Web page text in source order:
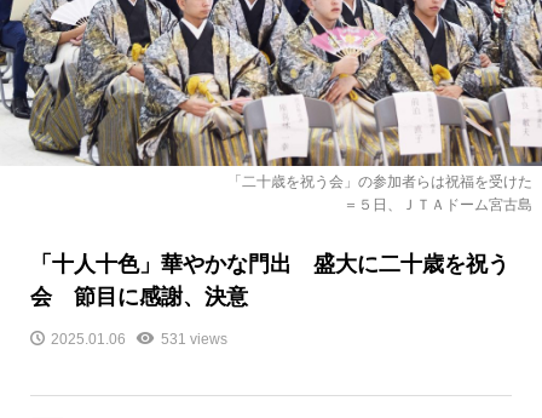
「二十歳を祝う会」の参加者らは祝福を受けた
＝５日、ＪＴＡドーム宮古島
「十人十色」華やかな門出 盛大に二十歳を祝う
会 節目に感謝、決意
2025.01.06 531 views